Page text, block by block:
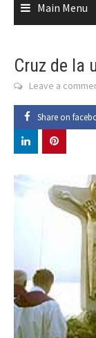
Main Menu
Cruz de la
Leave a
Share on